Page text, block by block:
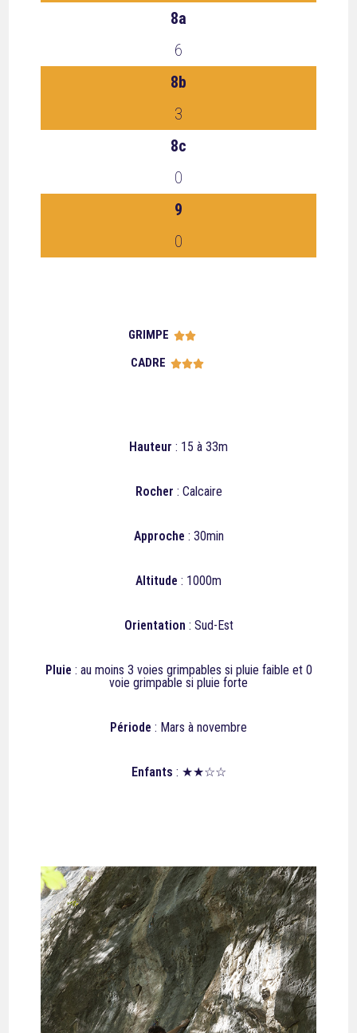
8a
6
8b
3
8c
0
9
0
GRIMPE 
CADRE 
Hauteur : 15 à 33m
Rocher : Calcaire
Approche : 30min
Altitude : 1000m
Orientation : Sud-Est
Pluie : au moins 3 voies grimpables si pluie faible et 0
voie grimpable si pluie forte
Période : Mars à novembre
Enfants : ★★☆☆